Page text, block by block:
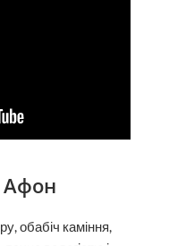
Афон
обабіч каміння,